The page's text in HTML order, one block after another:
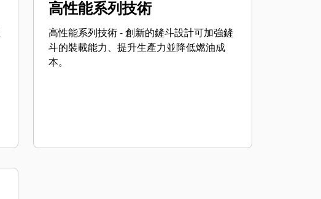
高性能系列技術
高性能系列技術 - 創新的鏟斗設計可加強鏟
斗的裝載能力、提升生產力並降低燃油成
本。